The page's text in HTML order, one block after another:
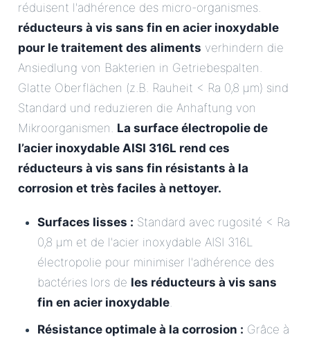
réduisent l'adhérence des micro-organismes.
réducteurs à vis sans fin en acier inoxydable
pour le traitement des aliments verhindern die
Ansiedlung von Bakterien in Getriebespalten.
Glatte Oberflächen (z.B. Rauheit < Ra 0,8 µm) sind
Standard und reduzieren die Anhaftung von
Mikroorganismen. La surface électropolie de
l’acier inoxydable AISI 316L rend ces
réducteurs à vis sans fin résistants à la
corrosion et très faciles à nettoyer.
Surfaces lisses : Standard avec rugosité < Ra
0,8 µm et de l'acier inoxydable AISI 316L
électropolie pour minimiser l'adhérence des
bactéries lors de les réducteurs à vis sans
fin en acier inoxydable.
Résistance optimale à la corrosion : Grâce à